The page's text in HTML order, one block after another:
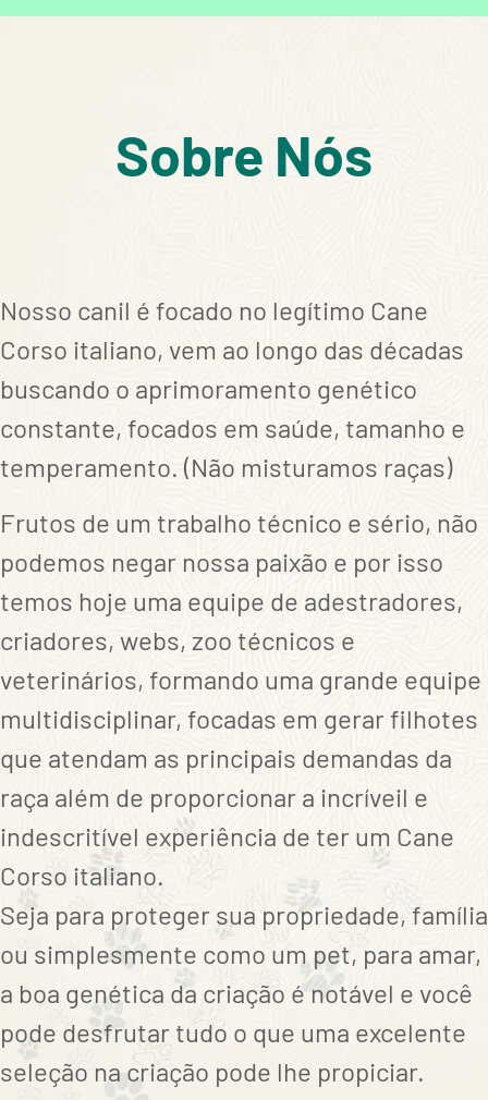
Sobre Nós
Nosso canil é focado no legítimo Cane
Corso italiano, vem ao longo das décadas
buscando o aprimoramento genético
constante, focados em saúde, tamanho e
temperamento. (Não misturamos raças)
Frutos de um trabalho técnico e sério, não
podemos negar nossa paixão e por isso
temos hoje uma equipe de adestradores,
criadores, webs, zoo técnicos e
veterinários, formando uma grande equipe
multidisciplinar, focadas em gerar filhotes
que atendam as principais demandas da
raça além de proporcionar a incríveil e
indescritível experiência de ter um Cane
Corso italiano.
Seja para proteger sua propriedade, família
ou simplesmente como um pet, para amar,
a boa genética da criação é notável e você
pode desfrutar tudo o que uma excelente
seleção na criação pode lhe propiciar.